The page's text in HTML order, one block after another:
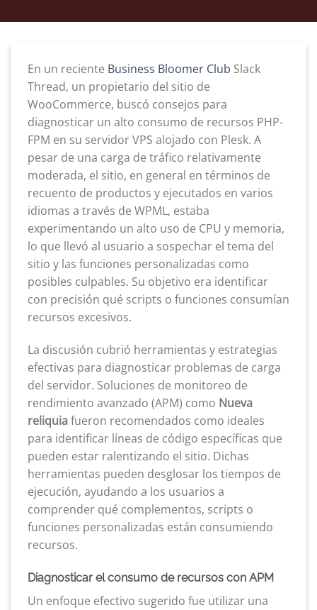
En un reciente Business Bloomer Club Slack
Thread, un propietario del sitio de
WooCommerce, buscó consejos para
diagnosticar un alto consumo de recursos PHP-
FPM en su servidor VPS alojado con Plesk. A
pesar de una carga de tráfico relativamente
moderada, el sitio, en general en términos de
recuento de productos y ejecutados en varios
idiomas a través de WPML, estaba
experimentando un alto uso de CPU y memoria,
lo que llevó al usuario a sospechar el tema del
sitio y las funciones personalizadas como
posibles culpables. Su objetivo era identificar
con precisión qué scripts o funciones consumían
recursos excesivos.
La discusión cubrió herramientas y estrategias
efectivas para diagnosticar problemas de carga
del servidor. Soluciones de monitoreo de
rendimiento avanzado (APM) como Nueva
reliquiafueron recomendados como ideales
para identificar líneas de código específicas que
pueden estar ralentizando el sitio. Dichas
herramientas pueden desglosar los tiempos de
ejecución, ayudando a los usuarios a
comprender qué complementos, scripts o
funciones personalizadas están consumiendo
recursos.
Diagnosticar el consumo de recursos con APM
Un enfoque efectivo sugerido fue utilizar una